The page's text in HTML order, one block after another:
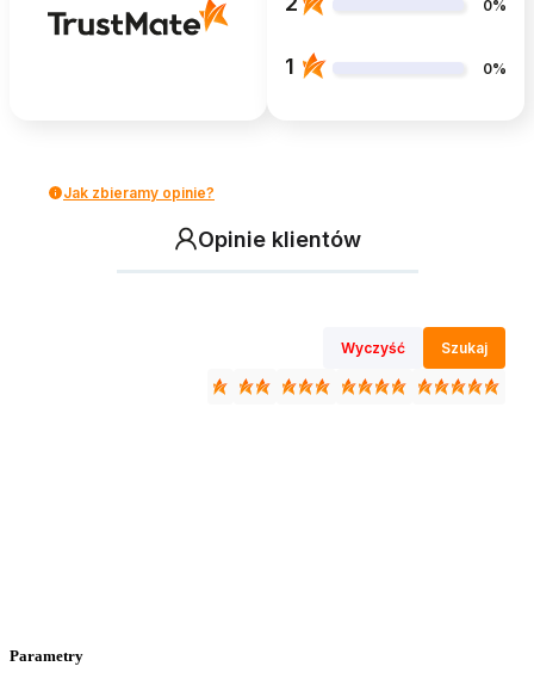
0%
1 0%
Jak zbieramy opinie?
Opinie klientów
Wyczyść Szukaj
Parametry